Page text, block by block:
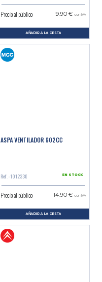
Precio al público 9.90 € con IVA
AÑADIR A LA CESTA
ASPA VENTILADOR 602CC
Ref. : 1012330 EN STOCK
Precio al público 14.90 € con IVA
AÑADIR A LA CESTA